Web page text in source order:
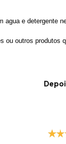
agua e detergente
ou outros produtos